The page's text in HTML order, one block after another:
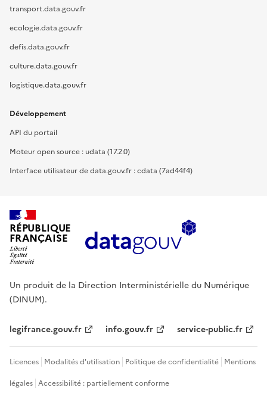
transport.data.gouv.fr
ecologie.data.gouv.fr
defis.data.gouv.fr
culture.data.gouv.fr
logistique.data.gouv.fr
Développement
API du portail
Moteur open source : udata (17.2.0)
Interface utilisateur de data.gouv.fr : cdata (7ad44f4)
RÉPUBLIQUE
FRANÇAISE
Un produit de la Direction Interministérielle du Numérique
(DINUM).
legifrance.gouv.fr info.gouv.fr service-public.fr
Licences Modalités d'utilisation Politique de confidentialité Mentions
légales Accessibilité : partiellement conforme